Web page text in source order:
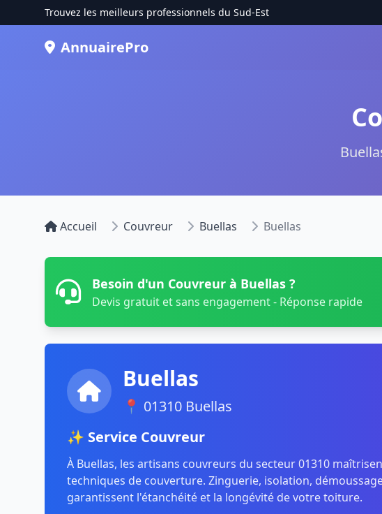
Trouvez les meilleurs professionnels du Sud-Est
AnnuairePro
Accueil Couvreur Buellas Buellas
Besoin d'un Couvreur à Buellas ?
Devis gratuit et sans engagement - Réponse rapide
Buellas
📍 01310 Buellas
✨ Service Couvreur
À Buellas, les artisans couvreurs du secteur 01310
techniques de couverture. Zinguerie, isolation,
garantissent l'étanchéité et la longévité de votre toiture.